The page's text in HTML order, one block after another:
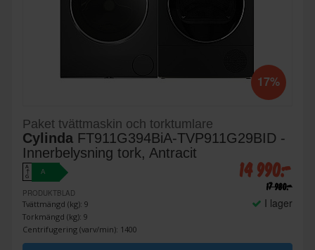
17%
Paket tvättmaskin och torktumlare
Cylinda FT911G394BiA-TVP911G29BID -
Innerbelysning tork, Antracit
A
↑
G
A
PRODUKTBLAD
Tvättmängd (kg): 9
Torkmängd (kg): 9
Centrifugering (varv/min): 1400
14 990:-
17 980:-
I lager